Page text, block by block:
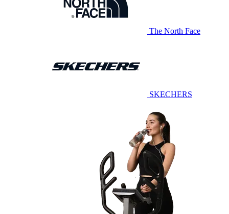
The North Face
SKECHERS